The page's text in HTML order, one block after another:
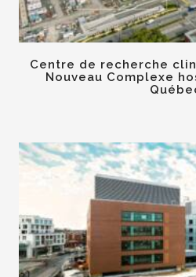
Centre de recherche
Nouveau Complexe